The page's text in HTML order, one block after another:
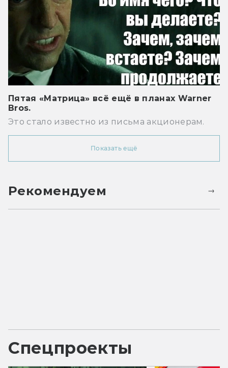
Пятая «Матрица» всё ещё в планах Warner
Bros.
Это стало известно из письма акционерам.
Показать ещё
Рекомендуем
Спецпроекты